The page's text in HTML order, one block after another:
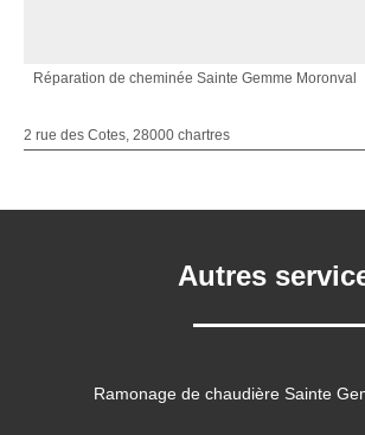
Réparation de cheminée Sainte Gemme Moronval
2 rue des Cotes, 28000 chartres
Autres
Ramonage de chaudière Sainte